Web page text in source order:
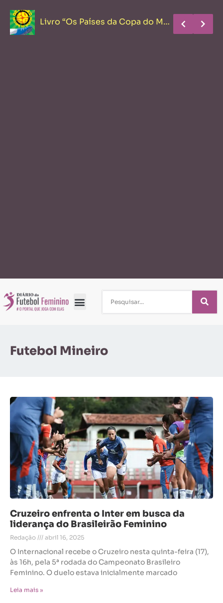
Livro “Os Países da Copa do Mundo” reúne dados e curiosidades sobre as
Brasil Ladies Cup amplia presença de patrocinadores
Futebol Mineiro
Cruzeiro enfrenta o Inter em busca da
liderança do Brasileirão Feminino
Redação abril 16, 2025
O Internacional recebe o Cruzeiro nesta quinta-feira (17),
às 16h, pela 5ª rodada do Campeonato Brasileiro
Feminino. O duelo estava inicialmente marcado
Leia mais »